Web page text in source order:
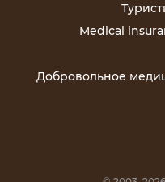
Medical
Добровольное